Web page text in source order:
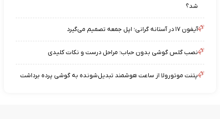
شد؟
آیفون ۱۷ در آستانه گرانی؛ اپل جمعه تصمیم می‌گیرد
نصب گلس گوشی بدون حباب؛ مراحل درست و نکات کلیدی
پتنت موتورولا از ساعت هوشمند تبدیل‌شونده به گوشی پرده برداشت